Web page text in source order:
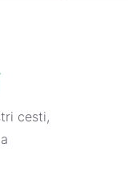
cesti,